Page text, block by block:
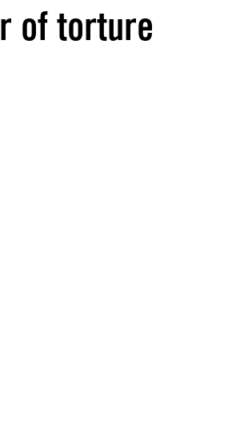
of torture